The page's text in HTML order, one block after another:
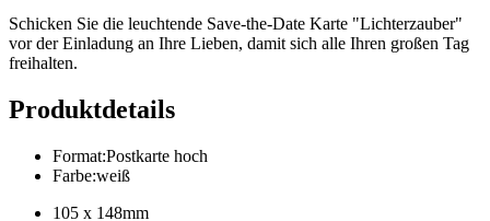
Schicken Sie die leuchtende Save-the-Date Karte "Lichterzauber"
vor der Einladung an Ihre Lieben, damit sich alle Ihren großen Tag
freihalten.
Produktdetails
Format:Postkarte hoch
Farbe:weiß
105 x 148mm